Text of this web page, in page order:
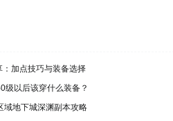
加点技巧与装备选择
级以后该穿什么装备？
域地下城深渊副本攻略